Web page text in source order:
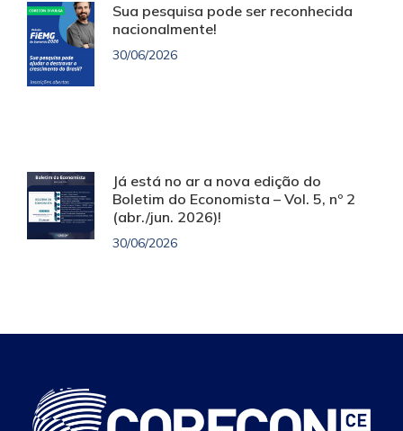
Sua pesquisa pode ser reconhecida
nacionalmente!
30/06/2026
Já está no ar a nova edição do
Boletim do Economista – Vol. 5, nº 2
(abr./jun. 2026)!
30/06/2026